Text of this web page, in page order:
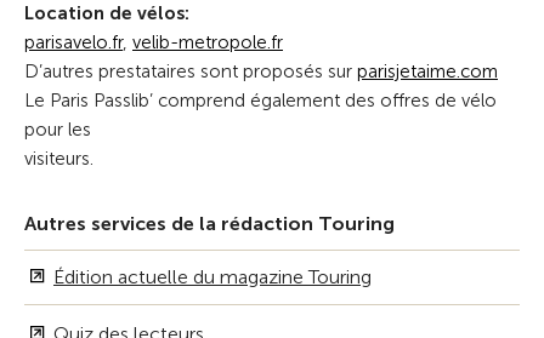
Location de vélos:
parisavelo.fr, velib-metropole.fr
D’autres prestataires sont proposés sur parisjetaime.com
Le Paris Passlib’ comprend également des offres de vélo
pour les
visiteurs.
Autres services de la rédaction Touring
Édition actuelle du magazine Touring